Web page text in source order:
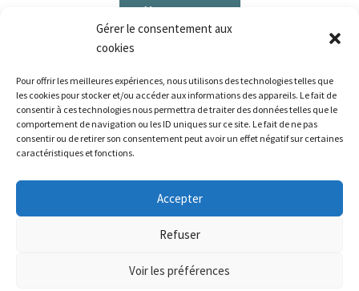
Gérer le consentement aux
cookies
Pour offrir les meilleures expériences, nous utilisons des technologies telles que
les cookies pour stocker et/ou accéder aux informations des appareils. Le fait de
consentir à ces technologies nous permettra de traiter des données telles que le
comportement de navigation ou les ID uniques sur ce site. Le fait de ne pas
consentir ou de retirer son consentement peut avoir un effet négatif sur certaines
caractéristiques et fonctions.
Accepter
Refuser
Voir les préférences
Bonjour ! Le délai de préparation de vos commandes
est de 3 à 6 jours ouvrés. La livraison est disponible via La
Poste, ou Mondial Relay pour les pays concernés.
Me contacter
Plan du site|Mentions légales
CGV
La Palette de la Merlette - 2026 | Réalisé par La Palette de la